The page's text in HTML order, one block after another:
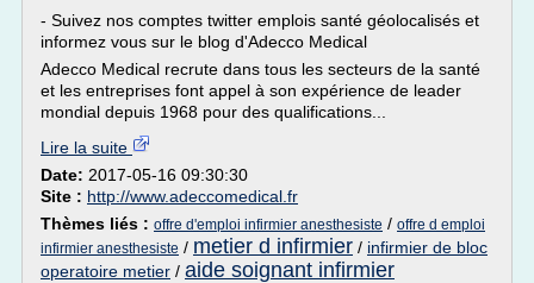
- Suivez nos comptes twitter emplois santé géolocalisés et
informez vous sur le blog d'Adecco Medical
Adecco Medical recrute dans tous les secteurs de la santé
et les entreprises font appel à son expérience de leader
mondial depuis 1968 pour des qualifications...
Lire la suite
Date: 2017-05-16 09:30:30
Site : http://www.adeccomedical.fr
Thèmes liés : offre d'emploi infirmier anesthesiste / offre d emploi
infirmier anesthesiste / metier d infirmier / infirmier de bloc
operatoire metier / aide soignant infirmier